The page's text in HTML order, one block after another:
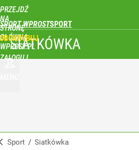
PRZEJDŹ
NA
STRONĘ
GŁÓWNĄ
WPROST.PL
SPORT WPROST
ZALOGUJ
SIATKÓWKA
Sport / Siatkówka